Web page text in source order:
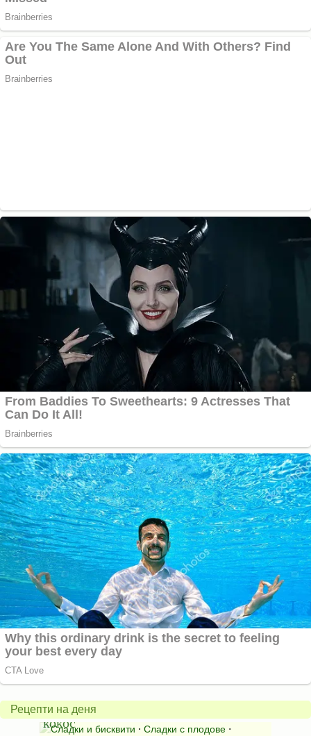
Рецепти на деня
Бисквити
с
горски
плодове
и
кокос
Сладки и бисквити ⋅ Сладки с плодове ⋅
ден*